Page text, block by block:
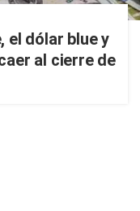
el dólar blue y
al cierre de